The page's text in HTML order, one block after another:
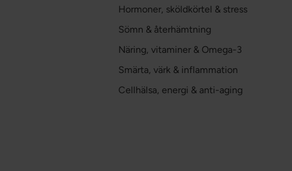
Hormoner, sköldkörtel & stress
Sömn & återhämtning
Näring, vitaminer & Omega-3
Smärta, värk & inflammation
Cellhälsa, energi & anti-aging